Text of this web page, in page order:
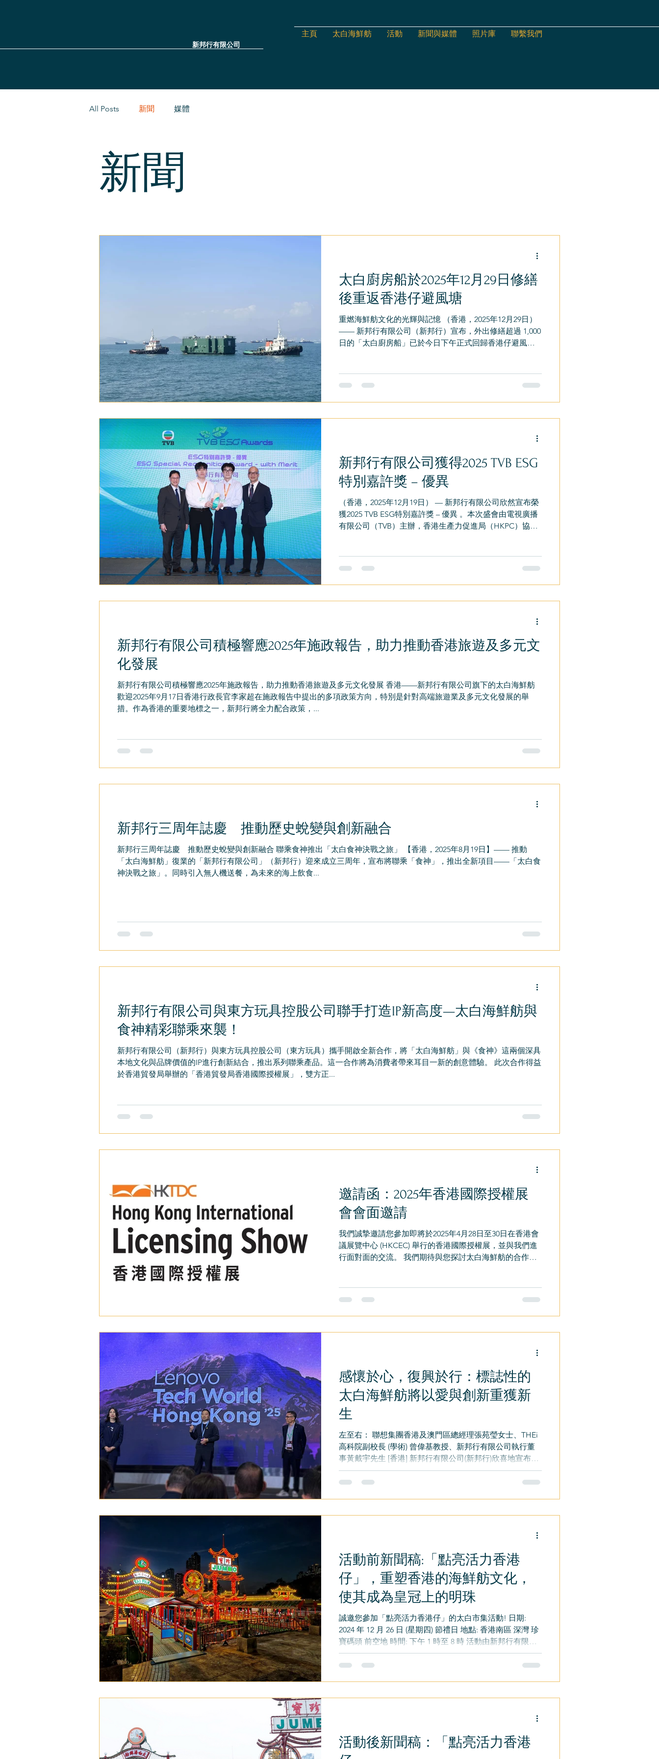
新邦行有限公司
主頁 太白海鮮舫 活動 新聞與媒體 照片庫 聯繫我們
All Posts 新聞 媒體
新聞
太白廚房船於2025年12月29日修繕
後重返香港仔避風塘
重燃海鮮舫文化的光輝與記憶 （香港，2025年12月29日）
—— 新邦行有限公司（新邦行）宣布，外出修繕超過 1,000
日的「太白廚房船」已於今日下午正式回歸香港仔避風
章 回望 2024 年拆禮物日，新邦行舉辦的「點亮活力香港
仔」活動得到各界熱烈支持。三個碼頭完成修繕後首次亮
活動本身，更是源於社區的凝聚力——居民、商戶、漁民
與文化團體共同參與，讓香港海上文化真正「回到香港
仔」。 太白廚房船從船廠啟航 太白廚房船回歸：海鮮舫文
化復興的重要第一步 太白廚房船的回歸，是去年市集精神
的延續，也是香港仔海鮮舫文化復興的重要第一步。海鮮
舫曾是香港仔的象徵，是許多家庭慶祝、旅客探索、社
新邦行有限公司獲得2025 TVB ESG
特別嘉許獎 – 優異
（香港，2025年12月19日） — 新邦行有限公司欣然宣布榮
獲2025 TVB ESG特別嘉許獎 – 優異 。本次盛會由電視廣播
有限公司（TVB）主辦，香港生產力促進局（HKPC）協
運的承諾。我們感謝所有利益相關者的支持與信任”，新邦
行有限公司發言人表示。 “我們將繼續在ESG方面追求卓
新邦行有限公司積極響應2025年施政報告，助力推動香港旅遊及多元文
化發展
新邦行有限公司積極響應2025年施政報告，助力推動香港旅遊及多元文化發展 香港——新邦行有限公司旗下的太白海鮮舫
歡迎2025年9月17日香港行政長官李家超在施政報告中提出的多項政策方向，特別是針對高端旅遊業及多元文化發展的舉
措。作為香港的重要地標之一，新邦行將全力配合政策，...
新邦行三周年誌慶 推動歷史蛻變與創新融合
新邦行三周年誌慶 推動歷史蛻變與創新融合 聯乘食神推出「太白食神決戰之旅」 【香港，2025年8月19日】—— 推動
「太白海鮮舫」復業的「新邦行有限公司」（新邦行）迎來成立三周年，宣布將聯乘「食神」，推出全新項目——「太白食
神決戰之旅」。同時引入無人機送餐，為未來的海上飲食...
新邦行有限公司與東方玩具控股公司聯手打造IP新高度—太白海鮮舫與
食神精彩聯乘來襲！
新邦行有限公司（新邦行）與東方玩具控股公司（東方玩具）攜手開啟全新合作，將「太白海鮮舫」與《食神》這兩個深具
本地文化與品牌價值的IP進行創新結合，推出系列聯乘產品。這一合作將為消費者帶來耳目一新的創意體驗。 此次合作得益
於香港貿發局舉辦的「香港貿發局香港國際授權展」，雙方正...
邀請函：2025年香港國際授權展
會會面邀請
我們誠摯邀請您參加即將於2025年4月28日至30日在香港會
議展覽中心 (HKCEC) 舉行的香港國際授權展，並與我們進
行面對面的交流。 我們期待與您探討太白海鮮舫的合作機
感懷於心，復興於行：標誌性的
太白海鮮舫將以愛與創新重獲新
生
左至右： 聯想集團香港及澳門區總經理張苑瑩女士、THEi
高科院副校長 (學術) 曾偉基教授、新邦行有限公司執行董
事黃戴宇先生 [香港] 新邦行有限公司(新邦行)欣喜地宣布一
項雄心勃勃且充滿誠意的計劃，深受喜愛的太白海鮮舫注
入新生命。這一珍貴的地標長期以來一直是香港充滿活力...
活動前新聞稿:「點亮活力香港
仔」，重塑香港的海鮮舫文化，
使其成為皇冠上的明珠
誠邀您參加「點亮活力香港仔」的太白市集活動! 日期:
2024 年 12 月 26 日 (星期四) 節禮日 地點: 香港南區 深灣 珍
寶碼頭 前空地 時間: 下午 1 時至 8 時 活動由新邦行有限公
司 主辨，香港仔坊會、香港高等教育科技學院、香港專業
教育學院工程學科...
活動後新聞稿：「點亮活⼒⾹港